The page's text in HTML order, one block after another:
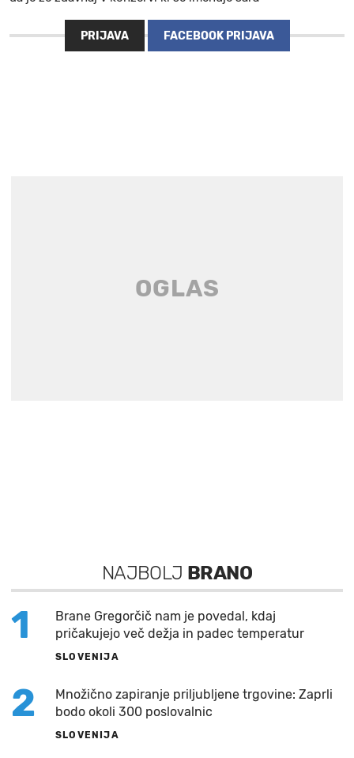
PRIJAVA FACEBOOK PRIJAVA
NAJBOLJ BRANO
1
Brane Gregorčič nam je povedal, kdaj
pričakujejo več dežja in padec temperatur
SLOVENIJA
2
Množično zapiranje priljubljene trgovine: Zaprli
bodo okoli 300 poslovalnic
SLOVENIJA